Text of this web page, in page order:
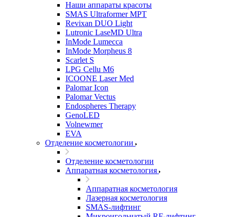
Наши аппараты красоты
SMAS Ultraformer MPT
Revixan DUO Light
Lutronic LaseMD Ultra
InMode Lumecca
InMode Morpheus 8
Scarlet S
LPG Cellu M6
ICOONE Laser Med
Palomar Icon
Palomar Vectus
Endospheres Therapy
GenoLED
Volnewmer
EVA
Отделение косметологии
Отделение косметологии
Аппаратная косметология
Аппаратная косметология
Лазерная косметология
SMAS-лифтинг